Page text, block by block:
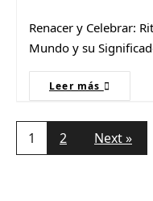
Renacer y Celebrar:
Mundo y su
Leer más
1 2 Next »